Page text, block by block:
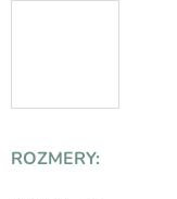
ROZMERY: